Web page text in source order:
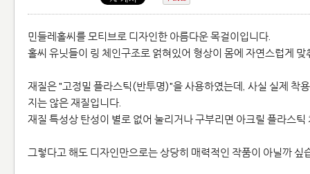
민들레홀씨를 모티브로 디자인한 아름다운 목걸이입니다.
홀씨 유닛들이 링 체인구조로 얽혀있어 형상이 몸에 자연스럽게
재질은 "고정밀 플라스틱(반투명)"을 사용하였는데, 사실 실제 착
지는 않은 재질입니다.
재질 특성상 탄성이 별로 없어 눌리거나 구부리면 아크릴 플라스
그렇다고 해도 디자인만으로는 상당히 매력적인 작품이 아닐까 싶